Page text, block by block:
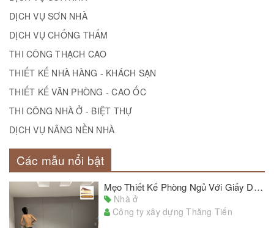
DỊCH VỤ SƠN NHÀ
DỊCH VỤ CHỐNG THẤM
THI CÔNG THẠCH CAO
THIẾT KẾ NHÀ HÀNG - KHÁCH SẠN
THIẾT KẾ VĂN PHÒNG - CAO ỐC
THI CÔNG NHÀ Ở - BIỆT THỰ
DỊCH VỤ NÂNG NỀN NHÀ
Các mẫu nổi bật
Mẹo Thiết Kế Phòng Ngủ Với Giấy Dán Tường Đẹp Chủ Nhà Cần Lưu Ý
Nhà ở
Công ty xây dựng Thăng Tiến